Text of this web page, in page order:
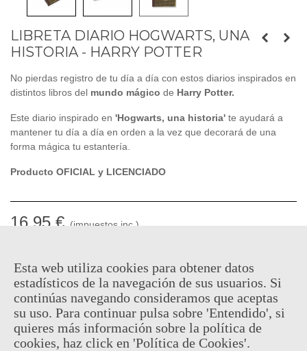
LIBRETA DIARIO HOGWARTS, UNA
HISTORIA - HARRY POTTER
No pierdas registro de tu día a día con estos diarios inspirados en
distintos libros del mundo mágico de Harry Potter.
Este diario inspirado en 'Hogwarts, una historia' te ayudará a
mantener tu día a día en orden a la vez que decorará de una
forma mágica tu estantería.
Producto OFICIAL y LICENCIADO
16,95 € (impuestos inc.)
-
Añadir Al Carrito
Código QR Compartir
Esta web utiliza cookies para obtener datos
estadísticos de la navegación de sus usuarios. Si
continúas navegando consideramos que aceptas
su uso. Para continuar pulsa sobre 'Entendido', si
quieres más información sobre la política de
cookies, haz click en 'Política de Cookies'.